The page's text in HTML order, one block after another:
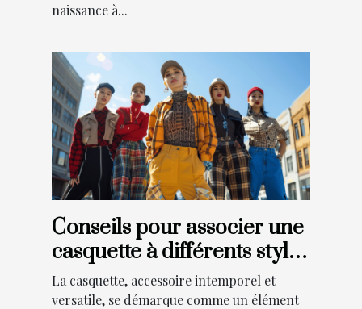
naissance à...
Conseils pour associer une
casquette à différents styles
vestimentaires
La casquette, accessoire intemporel et
versatile, se démarque comme un élément